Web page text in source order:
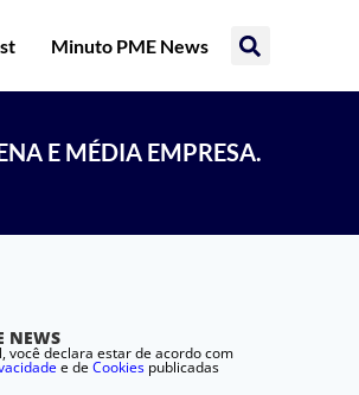
Minuto PME News
E MÉDIA EMPRESA.
NEWS
você declara estar de acordo com
e deCookies publicadas